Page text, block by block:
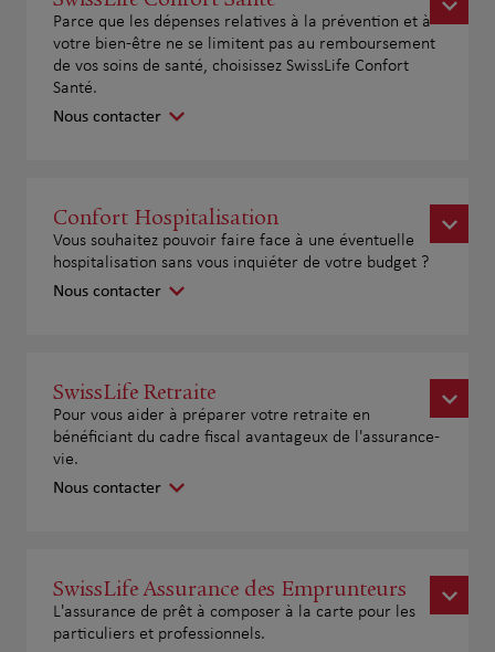
Parce que les dépenses relatives à la prévention et à
votre bien-être ne se limitent pas au remboursement
de vos soins de santé, choisissez SwissLife Confort
Santé.
Nous contacter
Confort Hospitalisation
Vous souhaitez pouvoir faire face à une éventuelle
hospitalisation sans vous inquiéter de votre budget ?
Nous contacter
SwissLife Retraite
Pour vous aider à préparer votre retraite en
bénéficiant du cadre fiscal avantageux de l'assurance-
vie.
Nous contacter
SwissLife Assurance des Emprunteurs
L'assurance de prêt à composer à la carte pour les
particuliers et professionnels.